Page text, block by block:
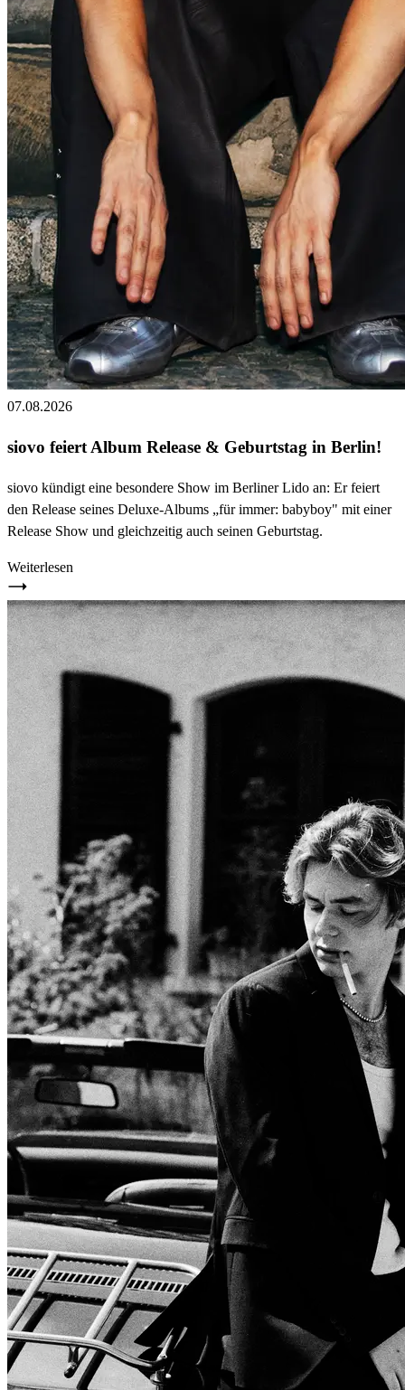
07.08.2026
siovo feiert Album Release & Geburtstag in Berlin!
siovo kündigt eine besondere Show im Berliner Lido an: Er feiert
den Release seines Deluxe-Albums „für immer: babyboy" mit einer
Release Show und gleichzeitig auch seinen Geburtstag.
Weiterlesen